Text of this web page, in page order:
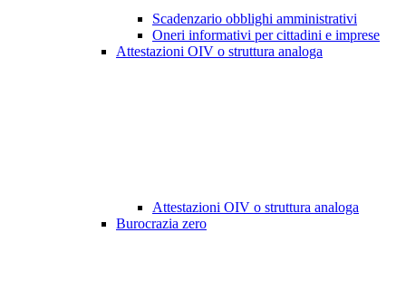
Scadenzario obblighi amministrativi
Oneri informativi per cittadini e imprese
Attestazioni OIV o struttura analoga
Attestazioni OIV o struttura analoga
Burocrazia zero